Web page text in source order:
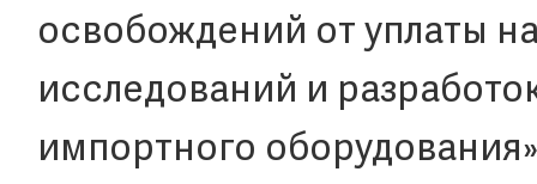
освобождений от уплаты
исследований и
импортного